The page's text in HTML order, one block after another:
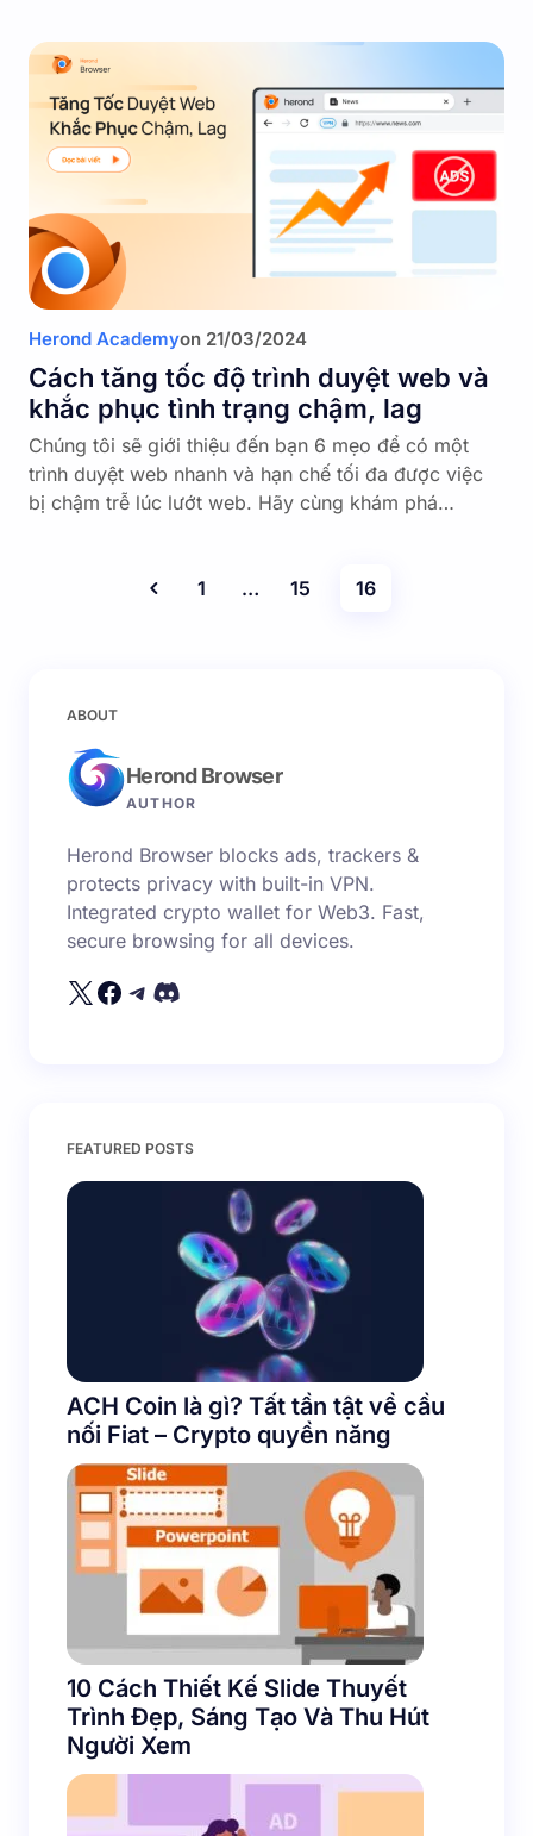
Herond Academyon 21/03/2024
Cách tăng tốc độ trình duyệt web và
khắc phục tình trạng chậm, lag
Chúng tôi sẽ giới thiệu đến bạn 6 mẹo để có một
trình duyệt web nhanh và hạn chế tối đa được việc
bị chậm trễ lúc lướt web. Hãy cùng khám phá…
1 … 15 16
ABOUT
Herond Browser
AUTHOR
Herond Browser blocks ads, trackers &
protects privacy with built-in VPN.
Integrated crypto wallet for Web3. Fast,
secure browsing for all devices.
FEATURED POSTS
ACH Coin là gì? Tất tần tật về cầu
nối Fiat – Crypto quyền năng
10 Cách Thiết Kế Slide Thuyết
Trình Đẹp, Sáng Tạo Và Thu Hút
Người Xem